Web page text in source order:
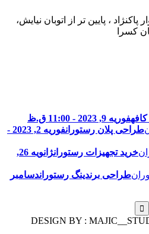
، پایین تر از اتوبان نیایش،
کسرا
فوریه 9, 2023 - 11:00 ق.ظ
پلان رستوران
فوریه 2, 2023 -
خرید تجهیزات رستوران
ژانویه 26,
طراحی برندینگ رستوران دسامبر
DESIGN BY :